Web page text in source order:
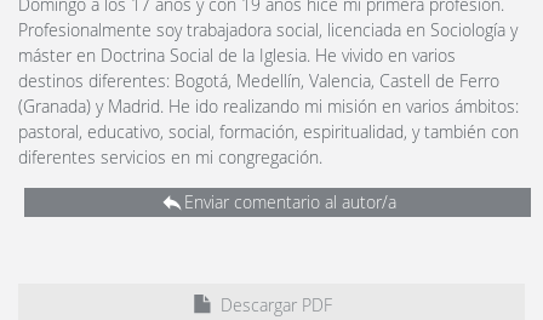
Domingo a los 17 años y con 19 años hice mi primera profesión.
Profesionalmente soy trabajadora social, licenciada en Sociología y
máster en Doctrina Social de la Iglesia. He vivido en varios
destinos diferentes: Bogotá, Medellín, Valencia, Castell de Ferro
(Granada) y Madrid. He ido realizando mi misión en varios ámbitos:
pastoral, educativo, social, formación, espiritualidad, y también con
diferentes servicios en mi congregación.
Enviar comentario al autor/a
Descargar PDF